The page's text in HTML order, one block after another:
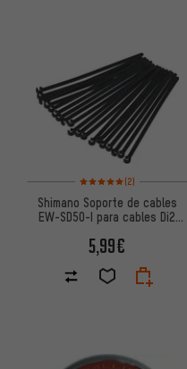
Valoración media: 5 de
(2)
Shimano Soporte de cables
EW-SD50-I para cables Di2
5,99€